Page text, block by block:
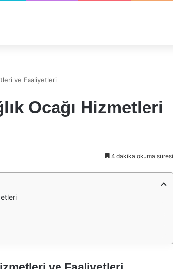
ve Faaliyetleri
Ocağı Hizmetleri
4 dakika okuma süresi